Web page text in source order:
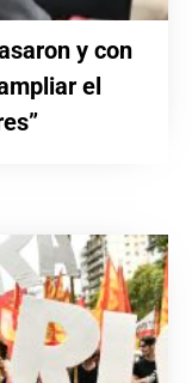
y con
el